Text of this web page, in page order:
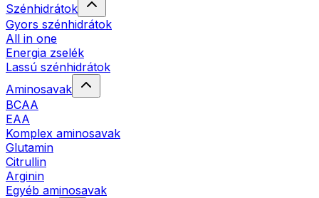
Szénhidrátok
Gyors szénhidrátok
All in one
Energia zselék
Lassú szénhidrátok
Aminosavak
BCAA
EAA
Komplex aminosavak
Glutamin
Citrullin
Arginin
Egyéb aminosavak